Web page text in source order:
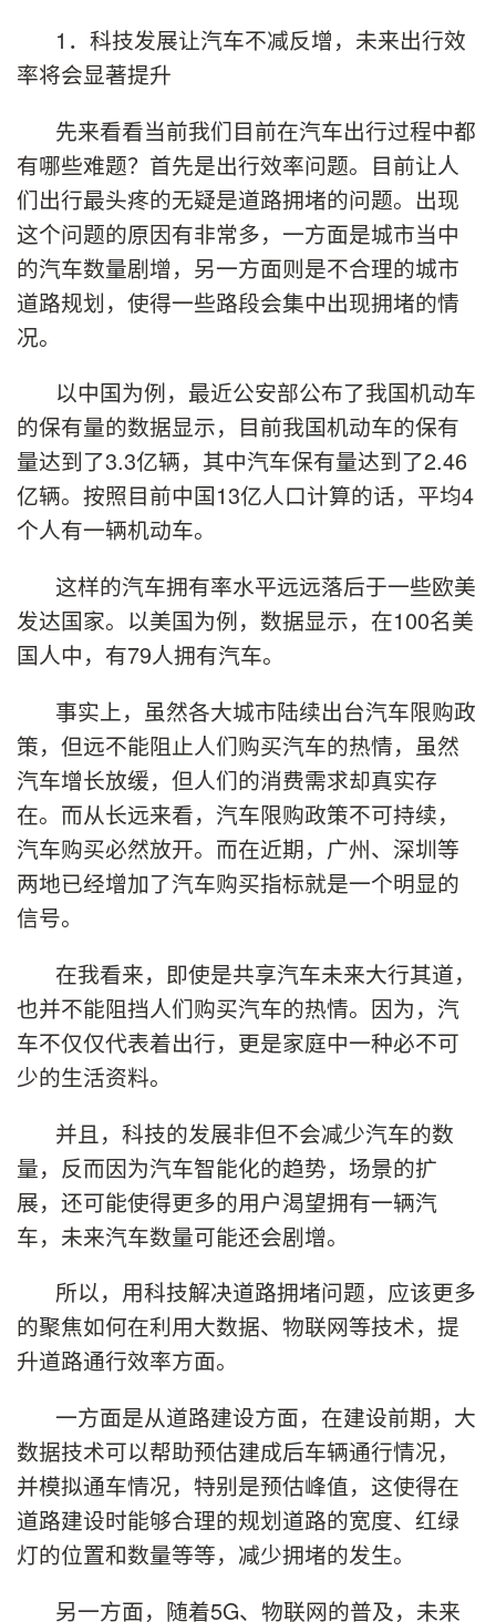
1．科技发展让汽车不减反增，未来出行效
率将会显著提升
先来看看当前我们目前在汽车出行过程中都
有哪些难题？首先是出行效率问题。目前让人
们出行最头疼的无疑是道路拥堵的问题。出现
这个问题的原因有非常多，一方面是城市当中
的汽车数量剧增，另一方面则是不合理的城市
道路规划，使得一些路段会集中出现拥堵的情
况。
以中国为例，最近公安部公布了我国机动车
的保有量的数据显示，目前我国机动车的保有
量达到了3.3亿辆，其中汽车保有量达到了2.46
亿辆。按照目前中国13亿人口计算的话，平均4
个人有一辆机动车。
这样的汽车拥有率水平远远落后于一些欧美
发达国家。以美国为例，数据显示，在100名美
国人中，有79人拥有汽车。
事实上，虽然各大城市陆续出台汽车限购政
策，但远不能阻止人们购买汽车的热情，虽然
汽车增长放缓，但人们的消费需求却真实存
在。而从长远来看，汽车限购政策不可持续，
汽车购买必然放开。而在近期，广州、深圳等
两地已经增加了汽车购买指标就是一个明显的
信号。
在我看来，即使是共享汽车未来大行其道，
也并不能阻挡人们购买汽车的热情。因为，汽
车不仅仅代表着出行，更是家庭中一种必不可
少的生活资料。
并且，科技的发展非但不会减少汽车的数
量，反而因为汽车智能化的趋势，场景的扩
展，还可能使得更多的用户渴望拥有一辆汽
车，未来汽车数量可能还会剧增。
所以，用科技解决道路拥堵问题，应该更多
的聚焦如何在利用大数据、物联网等技术，提
升道路通行效率方面。
一方面是从道路建设方面，在建设前期，大
数据技术可以帮助预估建成后车辆通行情况，
并模拟通车情况，特别是预估峰值，这使得在
道路建设时能够合理的规划道路的宽度、红绿
灯的位置和数量等等，减少拥堵的发生。
另一方面，随着5G、物联网的普及，未来